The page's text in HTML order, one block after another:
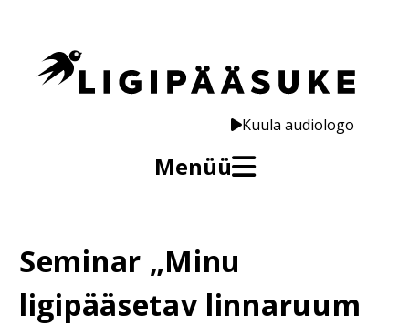
Kuula audiologo
Menüü
Seminar „Minu
ligipääsetav linnaruum